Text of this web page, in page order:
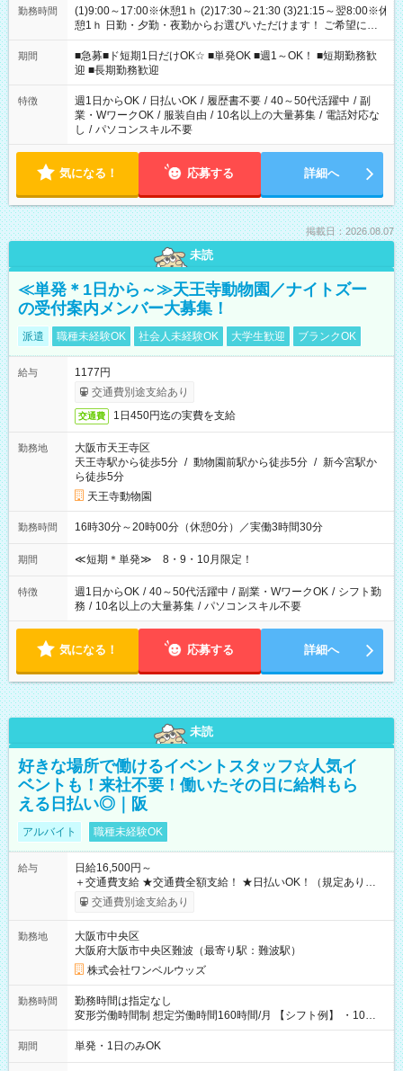
勤務時間
(1)9:00～17:00※休憩1ｈ (2)17:30～21:30 (3)21:15～翌8:00※休
憩1ｈ 日勤・夕勤・夜勤からお選びいただけます！ ご希望に合
わせて働けるお仕事です(*^^*) 【その他選べる勤務時間】 8-17
時/9-17時/9-18時/10-18時/11-21時/18-22時/20-翌4時/21-翌5
時/22-翌6時/0-翌8時 ご自身のご都合で選んで頂ける完全自由シ
フト！
期間
■急募■ド短期1日だけOK☆ ■単発OK ■週1～OK！ ■短期勤務歓
迎 ■長期勤務歓迎
特徴 週1日からOK / 日払いOK / 履歴書不要 / 40～50代活躍中 / 副
業・WワークOK / 服装自由 / 10名以上の大量募集 / 電話対応な
し / パソコンスキル不要
気になる！ 応募する 詳細へ
掲載日：2026.08.07
未読
≪単発＊1日から～≫天王寺動物園／ナイトズー
の受付案内メンバー大募集！
派遣 職種未経験OK 社会人未経験OK 大学生歓迎 ブランクOK
給与
1177円
交通費別途支給あり
交通費 1日450円迄の実費を支給
勤務地
大阪市天王寺区
天王寺駅から徒歩5分 / 動物園前駅から徒歩5分 / 新今宮駅か
ら徒歩5分
天王寺動物園
勤務時間 16時30分～20時00分（休憩0分）／実働3時間30分
期間 ≪短期＊単発≫ 8・9・10月限定！
特徴 週1日からOK / 40～50代活躍中 / 副業・WワークOK / シフト勤
務 / 10名以上の大量募集 / パソコンスキル不要
気になる！ 応募する 詳細へ
未読
好きな場所で働けるイベントスタッフ☆人気イ
ベントも！来社不要！働いたその日に給料もら
える日払い◎｜阪
アルバイト 職種未経験OK
給与
日給16,500円～
＋交通費支給 ★交通費全額支給！ ★日払いOK！（規定あり） ┗
働いたその日に現金GET♪ お仕事後はコンビニATMから 日払
交通費別途支給あり
勤務地
大阪市中央区
大阪府大阪市中央区難波（最寄り駅：難波駅）
株式会社ワンベルウッズ
勤務時間
勤務時間は指定なし
変形労働時間制 想定労働時間160時間/月 【シフト例】 ・10：
00～20：00
期間 単発・1日のみOK